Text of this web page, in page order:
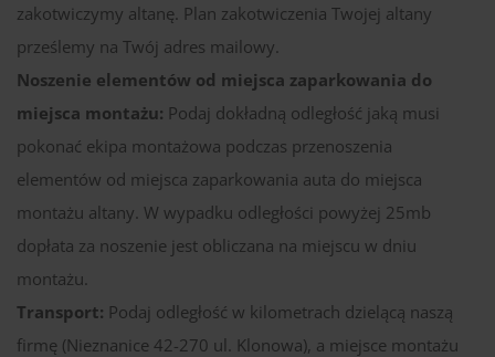
zakotwiczymy altanę. Plan zakotwiczenia Twojej altany
prześlemy na Twój adres mailowy.
Noszenie elementów od miejsca zaparkowania do
miejsca montażu: Podaj dokładną odległość jaką musi
pokonać ekipa montażowa podczas przenoszenia
elementów od miejsca zaparkowania auta do miejsca
montażu altany. W wypadku odległości powyżej 25mb
dopłata za noszenie jest obliczana na miejscu w dniu
montażu.
Transport: Podaj odległość w kilometrach dzielącą naszą
firmę (Nieznanice 42-270 ul. Klonowa), a miejsce montażu